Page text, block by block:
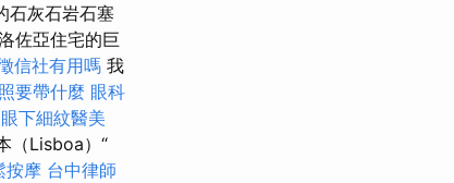
石灰石岩石塞
佐亞住宅的巨
信社有用嗎 我
要帶什麼 眼科
眼下細紋醫美
（Lisboa）“
按摩 台中律師